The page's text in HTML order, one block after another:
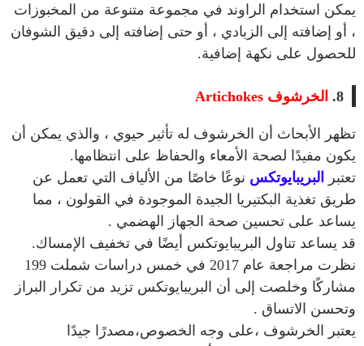
يمكن استخدام الراوند في مجموعة متنوعة من المخبوزات
، أو إضافته إلى الزبادي ، أو حتى إضافته إلى دقيق الشوفان
للحصول على نكهة إضافية.
8. الخرشوف Artichokes
تظهر الأبحاث أن الخرشوف له تأثير حيوي ، والذي يمكن أن
يكون مفيدًا لصحة الأمعاء والحفاظ على انتظامها.
تعتبر
البريبايوتكس نوعًا خاصًا من الألياف التي تعمل عن
طريق تغذية البكتيريا الجيدة الموجودة في القولون ، مما
يساعد على تحسين صحة الجهاز الهضمي .
قد يساعد تناول البريبايوتكس أيضًا في تخفيف الإمساك.
نظرت مراجعة عام 2017 في خمس دراسات شملت 199
مشاركًا وخلصت إلى أن البريبايوتكس تزيد من تكرار البراز
وتحسن الاتساق .
يعتبر الخرشوف ،على وجه الخصوص،مصدرًا جيدًا